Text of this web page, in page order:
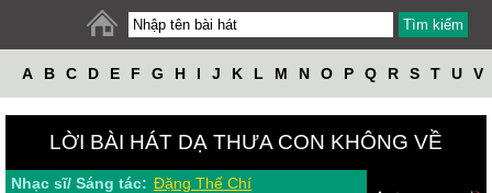
A B C D E F G H I J K L M N O P Q R S T U V
LỜI BÀI HÁT DẠ THƯA CON KHÔNG VỀ
Nhạc sĩ/ Sáng tác: Đặng Thế Chí